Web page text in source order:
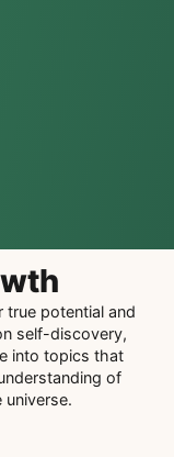
true potential and
self-discovery,
into topics that
of
universe.